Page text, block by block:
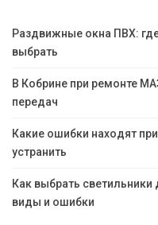
Раздвижные окна ПВХ:
выбрать
В Кобрине при ремонте
передач
Какие ошибки находят
устранить
Как выбрать
виды и ошибки